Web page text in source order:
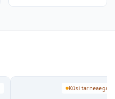
Küsi tarneaega